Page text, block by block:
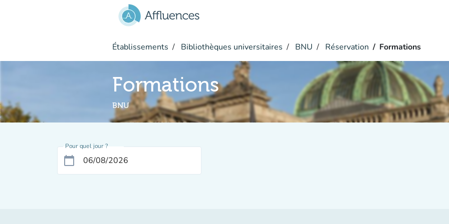
Établissements Bibliothèques universitaires BNU Réservation Formations
Formations
BNU
Pour quel jour ?
calendar_today